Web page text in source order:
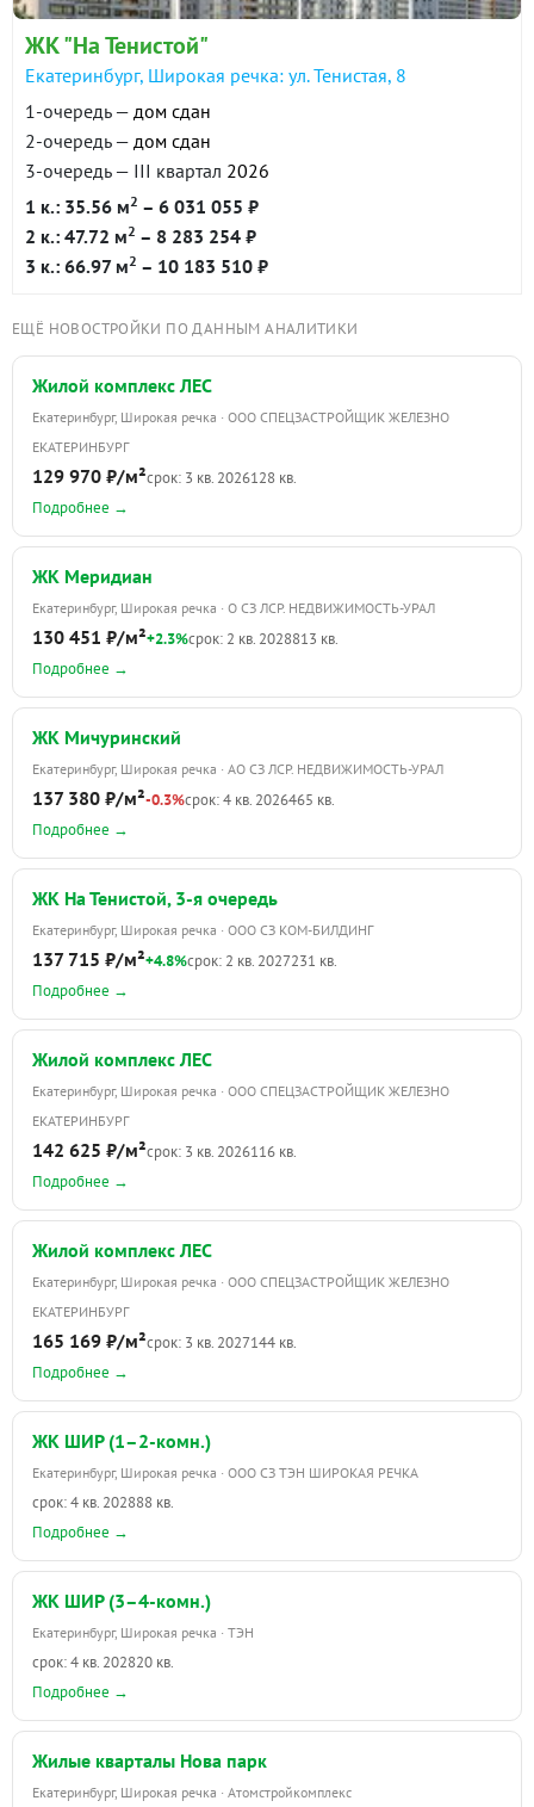
ЖК "На Тенистой"
Екатеринбург, Широкая речка: ул. Тенистая, 8
1-очередь — дом сдан
2-очередь — дом сдан
3-очередь — III квартал 2026
1 к.: 35.56 м2 – 6 031 055 ₽
2 к.: 47.72 м2 – 8 283 254 ₽
3 к.: 66.97 м2 – 10 183 510 ₽
ЕЩЁ НОВОСТРОЙКИ ПО ДАННЫМ АНАЛИТИКИ
Жилой комплекс ЛЕС
Екатеринбург, Широкая речка · ООО СПЕЦЗАСТРОЙЩИК ЖЕЛЕЗНО
ЕКАТЕРИНБУРГ
129 970 ₽/м²срок: 3 кв. 2026128 кв.
Подробнее →
ЖК Меридиан
Екатеринбург, Широкая речка · О СЗ ЛСР. НЕДВИЖИМОСТЬ-УРАЛ
130 451 ₽/м²+2.3%срок: 2 кв. 2028813 кв.
Подробнее →
ЖК Мичуринский
Екатеринбург, Широкая речка · АО СЗ ЛСР. НЕДВИЖИМОСТЬ-УРАЛ
137 380 ₽/м²-0.3%срок: 4 кв. 2026465 кв.
Подробнее →
ЖК На Тенистой, 3-я очередь
Екатеринбург, Широкая речка · ООО СЗ КОМ-БИЛДИНГ
137 715 ₽/м²+4.8%срок: 2 кв. 2027231 кв.
Подробнее →
Жилой комплекс ЛЕС
Екатеринбург, Широкая речка · ООО СПЕЦЗАСТРОЙЩИК ЖЕЛЕЗНО
ЕКАТЕРИНБУРГ
142 625 ₽/м²срок: 3 кв. 2026116 кв.
Подробнее →
Жилой комплекс ЛЕС
Екатеринбург, Широкая речка · ООО СПЕЦЗАСТРОЙЩИК ЖЕЛЕЗНО
ЕКАТЕРИНБУРГ
165 169 ₽/м²срок: 3 кв. 2027144 кв.
Подробнее →
ЖК ШИР (1–2-комн.)
Екатеринбург, Широкая речка · ООО СЗ ТЭН ШИРОКАЯ РЕЧКА
срок: 4 кв. 202888 кв.
Подробнее →
ЖК ШИР (3–4-комн.)
Екатеринбург, Широкая речка · ТЭН
срок: 4 кв. 202820 кв.
Подробнее →
Жилые кварталы Нова парк
Екатеринбург, Широкая речка · Атомстройкомплекс